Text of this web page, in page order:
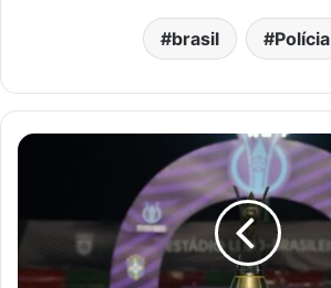
brasil Polícia